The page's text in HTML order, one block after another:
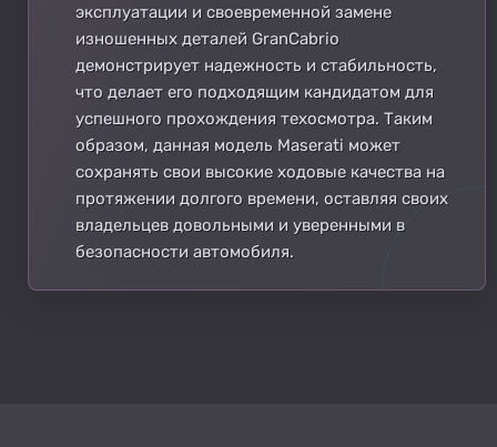
эксплуатации и своевременной замене
изношенных деталей GranCabrio
демонстрирует надежность и стабильность,
что делает его подходящим кандидатом для
успешного прохождения техосмотра. Таким
образом, данная модель Maserati может
сохранять свои высокие ходовые качества на
протяжении долгого времени, оставляя своих
владельцев довольными и уверенными в
безопасности автомобиля.